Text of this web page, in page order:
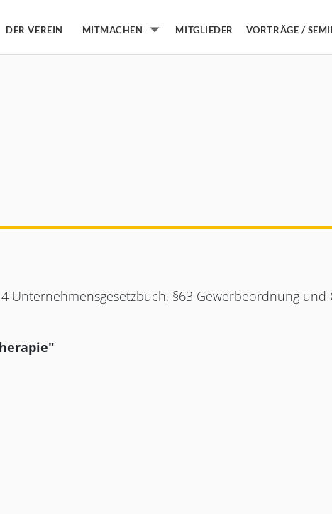
DER VEREIN
MITMACHEN
MITGLIEDER VORTRÄGE /
Unternehmensgesetzbuch, §63 Gewerbeordnung